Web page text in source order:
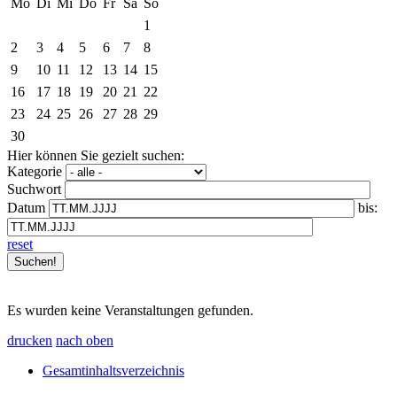
Mo Di Mi Do Fr Sa So
1
2
3 4 5 6 7
8
9
10 11 12 13 14 15
16
17 18 19 20 21
22
23
24 25 26 27 28 29
30
Hier können Sie gezielt suchen:
Kategorie
Suchwort
Datum
bis:
reset
Es wurden keine Veranstaltungen gefunden.
drucken nach oben
Gesamtinhaltsverzeichnis